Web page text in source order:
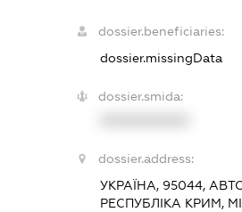
dossier.beneficiaries:
dossier.missingData
dossier.smida:
dossier.address:
УКРАЇНА, 95044,
РЕСПУБЛІКА КРИМ,